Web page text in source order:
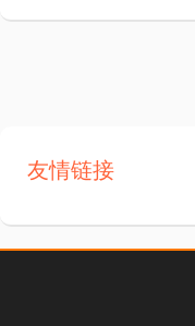
友情链接